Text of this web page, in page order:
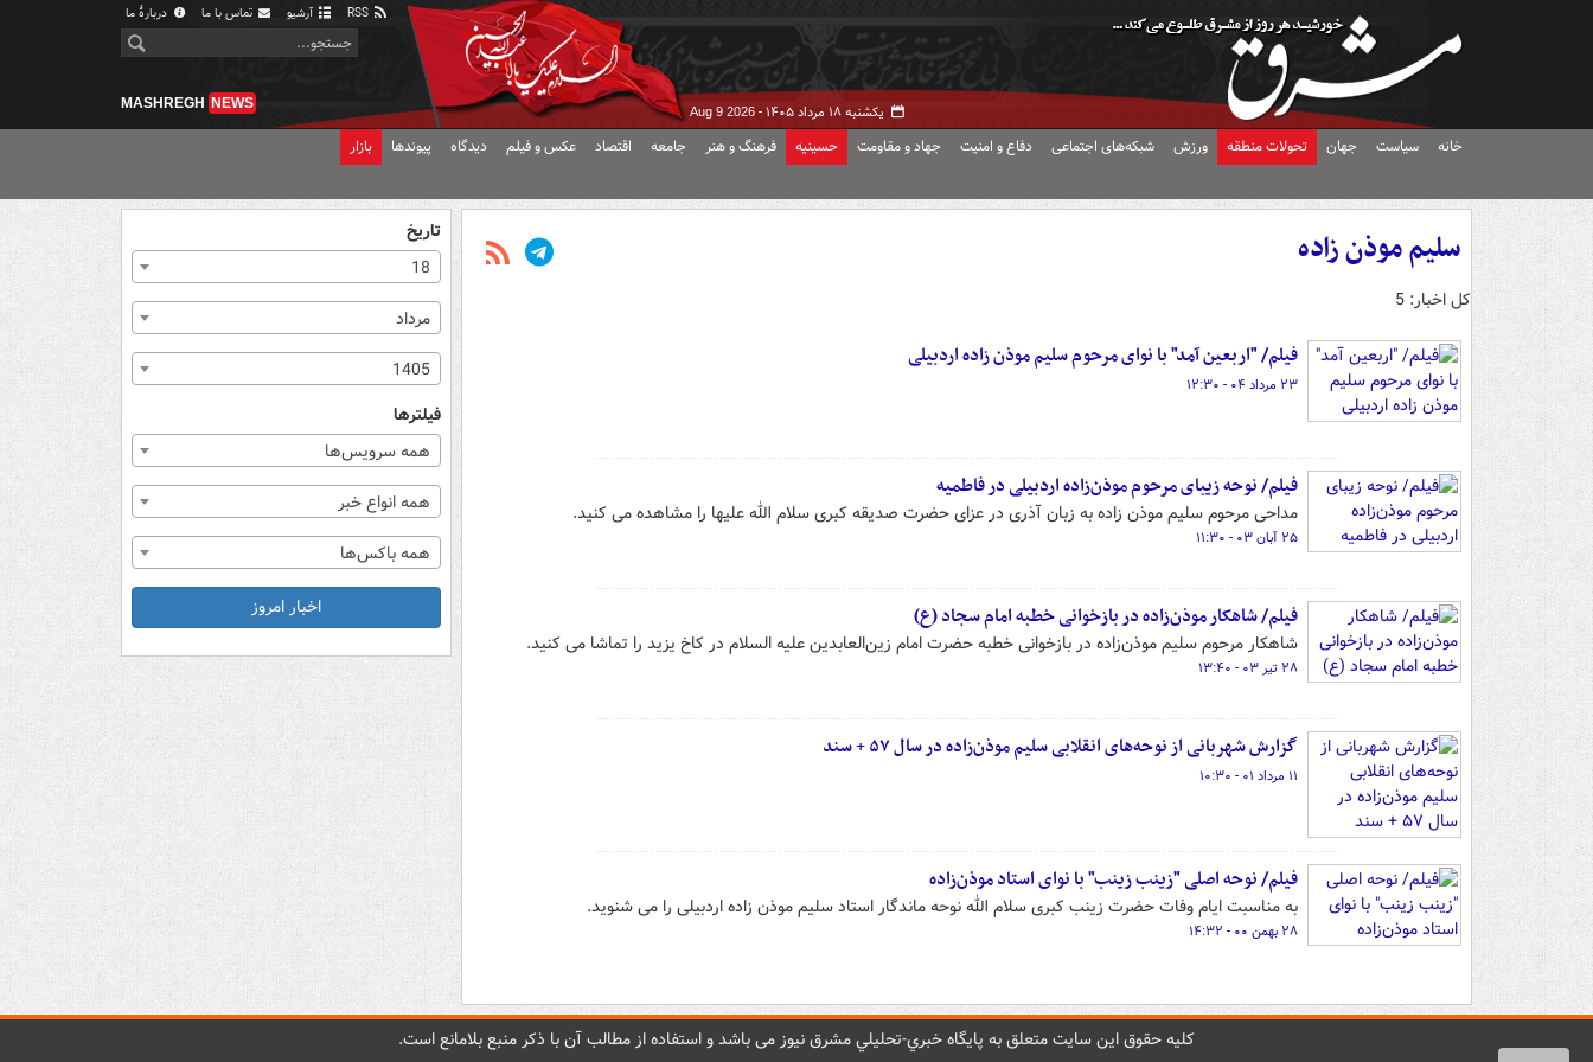
آرشیو تماس با ما دربارهٔ ما
یکشنبه ۱۸ مرداد ۱۴۰۵ - Aug 9 2026
MASHREGH NEWS
خانه سیاست جهان تحولات منطقه ورزش شبکه‌های اجتماعی دفاع و امنیت جهاد و مقاومت حسینیه فرهنگ و هنر جامعه اقتصاد عکس و فیلم دیدگاه پیوندها بازار
سلیم موذن زاده
کل اخبار: 5
فیلم/ "اربعین آمد" با نوای مرحوم سلیم موذن زاده اردبیلی
۲۳ مرداد ۰۴ - ۱۲:۳۰
فیلم/ نوحه زیبای مرحوم موذن‌زاده اردبیلی در فاطمیه
مداحی مرحوم سلیم موذن زاده به زبان آذری در عزای حضرت صدیقه کبری سلام الله علیها را مشاهده می کنید.
۲۵ آبان ۰۳ - ۱۱:۳۰
فیلم/ شاهکار موذن‌زاده در بازخوانی خطبه امام سجاد (ع)
شاهکار مرحوم سلیم موذن‌زاده در بازخوانی خطبه حضرت امام زین‌العابدین علیه السلام در کاخ یزید ‌را تماشا می کنید.
۲۸ تیر ۰۳ - ۱۳:۴۰
گزارش شهربانی از نوحه‌های انقلابی سلیم موذن‌زاده در سال ۵۷ + سند
۱۱ مرداد ۰۱ - ۱۰:۳۰
فیلم/ نوحه اصلی "زینب زینب" با نوای استاد موذن‌زاده
به مناسبت ایام وفات حضرت زینب کبری سلام الله نوحه ماندگار استاد سلیم موذن زاده اردبیلی را می شنوید.
۲۸ بهمن ۰۰ - ۱۴:۳۲
تاریخ
18
مرداد
1405
فیلترها
همه سرویس‌ها
همه انواع خبر
همه باکس‌ها
اخبار امروز
کليه حقوق اين سايت متعلق به پایگاه خبري-تحليلي مشرق نيوز می باشد و استفاده از مطالب آن با ذکر منبع بلامانع است.